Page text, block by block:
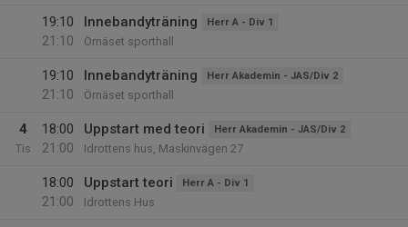
19:10
21:10
Innebandyträning Herr A - Div 1
Örnäset sporthall
19:10
21:10
Innebandyträning Herr Akademin - JAS/Div 2
Örnäset sporthall
4
Tis
18:00
21:00
Uppstart med teori Herr Akademin - JAS/Div 2
Idrottens hus, Maskinvägen 27
18:00
21:00
Uppstart teori Herr A - Div 1
Idrottens Hus